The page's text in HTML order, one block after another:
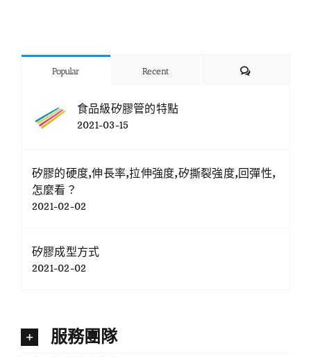
Popular Recent Comments
食品級矽膠管的特點
2021-03-15
矽膠的硬度,伸長率,拉伸強度,矽撕裂強度,回彈性,
怎麼看？
2021-02-02
矽膠成型方式
2021-02-02
服務團隊